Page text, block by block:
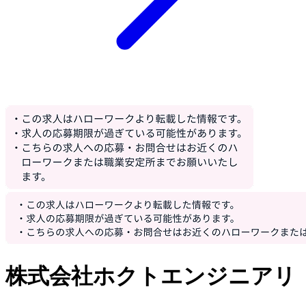
株式会社ホクトエンジニアリ